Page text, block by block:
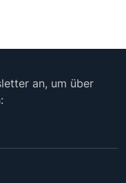
an, um über